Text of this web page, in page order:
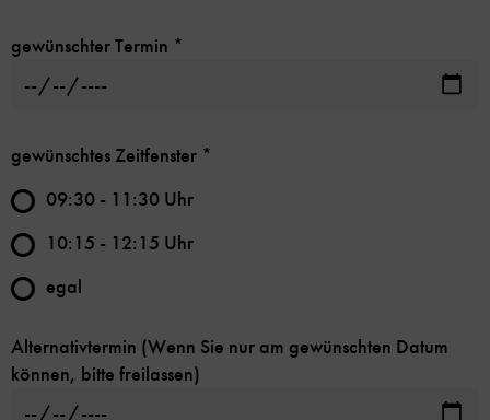
gewünschter Termin *
gewünschtes Zeitfenster *
09:30 - 11:30 Uhr
10:15 - 12:15 Uhr
egal
Alternativtermin (Wenn Sie nur am gewünschten Datum
können, bitte freilassen)